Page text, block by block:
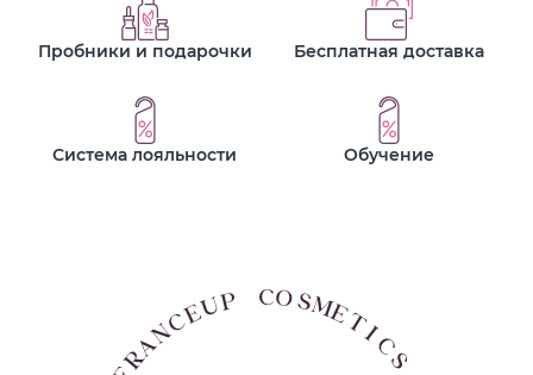
Пробники и подарочки Бесплатная доставка
Система лояльности Обучение